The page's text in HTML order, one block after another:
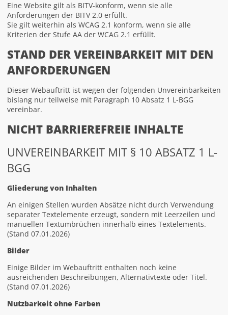
Eine Website gilt als BITV-konform, wenn sie alle
Anforderungen der BITV 2.0 erfüllt.
Sie gilt weiterhin als WCAG 2.1 konform, wenn sie alle
Kriterien der Stufe AA der WCAG 2.1 erfüllt.
STAND DER VEREINBARKEIT MIT DEN
ANFORDERUNGEN
Dieser Webauftritt ist wegen der folgenden Unvereinbarkeiten
bislang nur teilweise mit Paragraph 10 Absatz 1 L-BGG
vereinbar.
NICHT BARRIEREFREIE INHALTE
UNVEREINBARKEIT MIT § 10 ABSATZ 1 L-
BGG
Gliederung von Inhalten
An einigen Stellen wurden Absätze nicht durch Verwendung
separater Textelemente erzeugt, sondern mit Leerzeilen und
manuellen Textumbrüchen innerhalb eines Textelements.
(Stand 07.01.2026)
Bilder
Einige Bilder im Webauftritt enthalten noch keine
ausreichenden Beschreibungen, Alternativtexte oder Titel.
(Stand 07.01.2026)
Nutzbarkeit ohne Farben